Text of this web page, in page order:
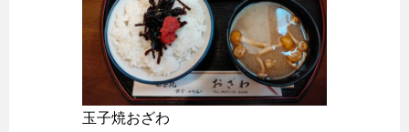
玉子焼おざわ